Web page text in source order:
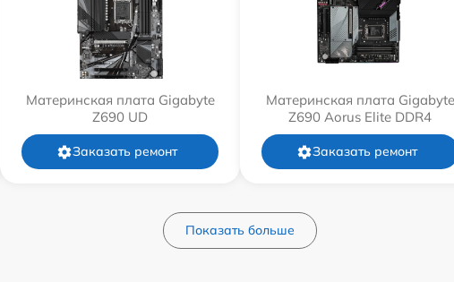
Материнская плата Gigabyte
Z690 UD
Заказать ремонт
Материнская плата Gigabyte
Z690 Aorus Elite DDR4
Заказать ремонт
Показать больше